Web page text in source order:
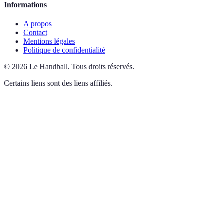
Informations
A propos
Contact
Mentions légales
Politique de confidentialité
© 2026 Le Handball. Tous droits réservés.
Certains liens sont des liens affiliés.